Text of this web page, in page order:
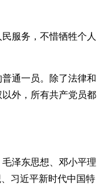
服务，不惜牺牲个人
通一员。除了法律和
外，所有共产党员都
毛泽东思想、邓小平理
习近平新时代中国特